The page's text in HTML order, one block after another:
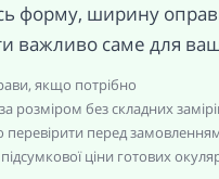
форму, ширину
важливо саме для
якщо потрібно
розміром без складних
перевірити перед
ціни готових